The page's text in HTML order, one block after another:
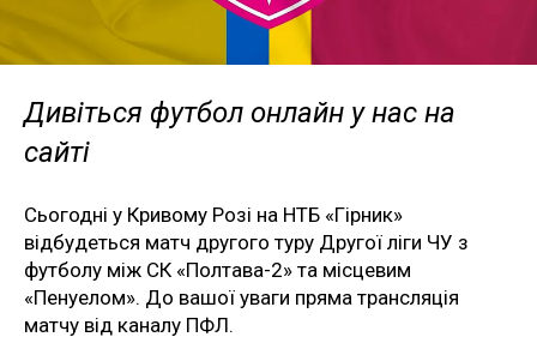
Дивіться футбол онлайн у нас на
сайті
Сьогодні у Кривому Розі на НТБ «Гірник»
відбудеться матч другого туру Другої ліги ЧУ з
футболу між СК «Полтава-2» та місцевим
«Пенуелом». До вашої уваги пряма трансляція
матчу від каналу ПФЛ.